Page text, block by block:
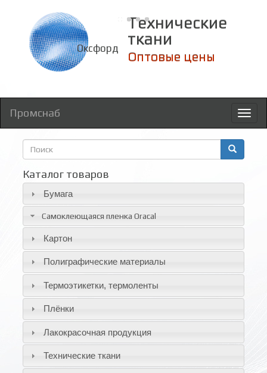
Технические
ткани
Оксфорд
Оптовые цены
Промснаб
Форма
поиска
Каталог товаров
Бумага
Самоклеющаяся пленка Oracal
Картон
Полиграфические материалы
Термоэтикетки, термоленты
Плёнки
Лакокрасочная продукция
Технические ткани